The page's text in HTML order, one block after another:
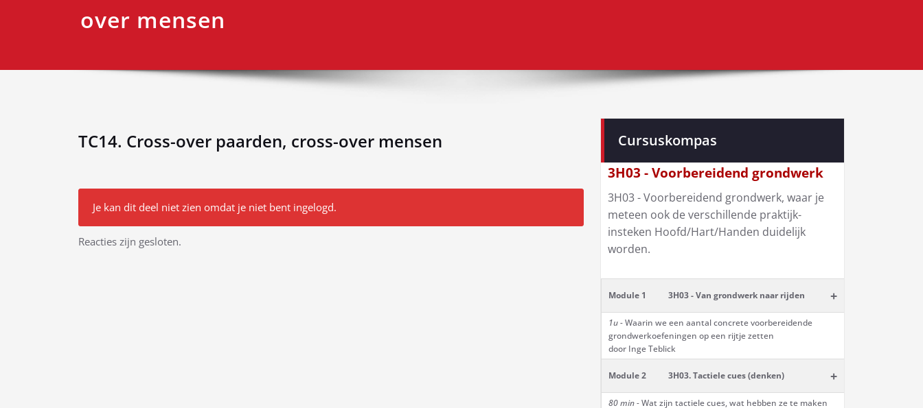
over mensen
TC14. Cross-over paarden, cross-over mensen
Je kan dit deel niet zien omdat je niet bent ingelogd.
Bericht
Reacties zijn gesloten.
Cursuskompas
3H03 - Voorbereidend grondwerk
3H03 - Voorbereidend grondwerk, waar je
meteen ook de verschillende praktijk-
insteken Hoofd/Hart/Handen duidelijk
worden.
Module 1 3H03 - Van grondwerk naar rijden +
1u -Waarin we een aantal concrete voorbereidende
grondwerkoefeningen op een rijtje zetten
door Inge Teblick
Module 2 3H03. Tactiele cues (denken) +
80 min -Wat zijn tactiele cues, wat hebben ze te maken